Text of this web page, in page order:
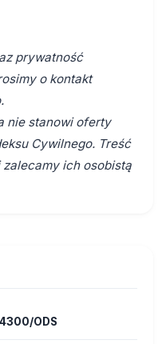
prywatność
o kontakt
nie stanowi oferty
Cywilnego. Treść
ich osobistą
ODS